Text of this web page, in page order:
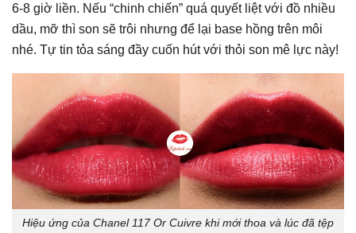
6-8 giờ liền. Nếu “chinh chiến” quá quyết liệt với đồ nhiều
dầu, mỡ thì son sẽ trôi nhưng để lại base hồng trên môi
nhé. Tự tin tỏa sáng đầy cuốn hút với thỏi son mê lực này!
Hiệu ứng của Chanel 117 Or Cuivre khi mới thoa và lúc đã tệp